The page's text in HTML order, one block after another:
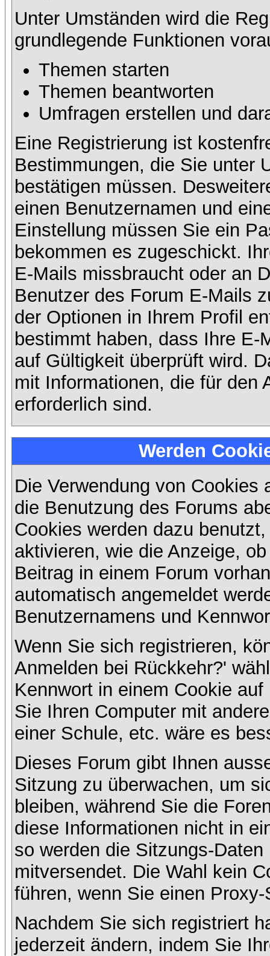
Unter Umständen wird die
grundlegende Funktionen
Themen starten
Themen beantworten
Umfragen erstellen und
Eine Registrierung ist
Bestimmungen, die Sie unter
bestätigen müssen.
einen Benutzernamen und
Einstellung müssen Sie ein
bekommen es zugeschickt.
E-Mails missbraucht oder an
Benutzer des Forum E-Mails
der Optionen in Ihrem Profil
bestimmt haben, dass Ihre E-
auf Gültigkeit überprüft wird.
mit Informationen, die für den
erforderlich sind.
Werden
Die Verwendung von
die Benutzung des Forums
Cookies werden dazu
aktivieren, wie die Anzeige,
Beitrag in einem Forum
automatisch angemeldet
Benutzernamens und
Wenn Sie sich registrieren,
Anmelden bei Rückkehr?'
Kennwort in einem Cookie
Sie Ihren Computer mit
einer Schule, etc. wäre es
Dieses Forum gibt Ihnen
Sitzung zu überwachen, um
bleiben, während Sie die
diese Informationen nicht in
so werden die Sitzungs-
mitversendet. Die Wahl kein
führen, wenn Sie einen
Nachdem Sie sich registriert
jederzeit ändern, indem Sie